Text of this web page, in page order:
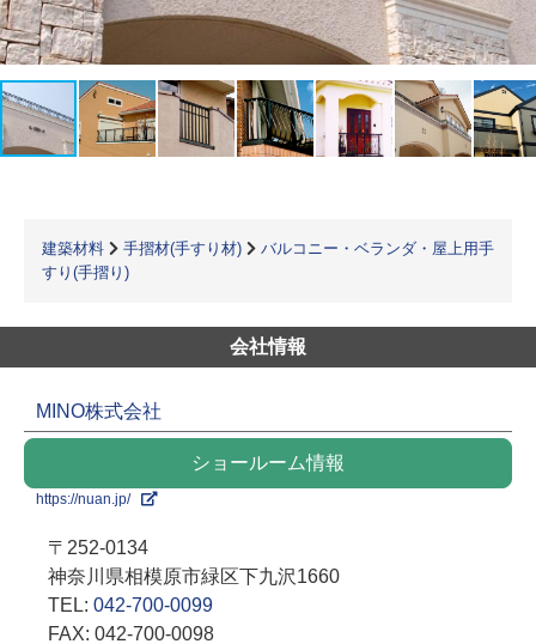
建築材料 手摺材(手すり材)
バルコニー・ベランダ・屋上用手
すり(手摺り)
会社情報
MINO株式会社
ショールーム情報
https://nuan.jp/
〒252-0134
神奈川県相模原市緑区下九沢1660
TEL: 042-700-0099
FAX: 042-700-0098